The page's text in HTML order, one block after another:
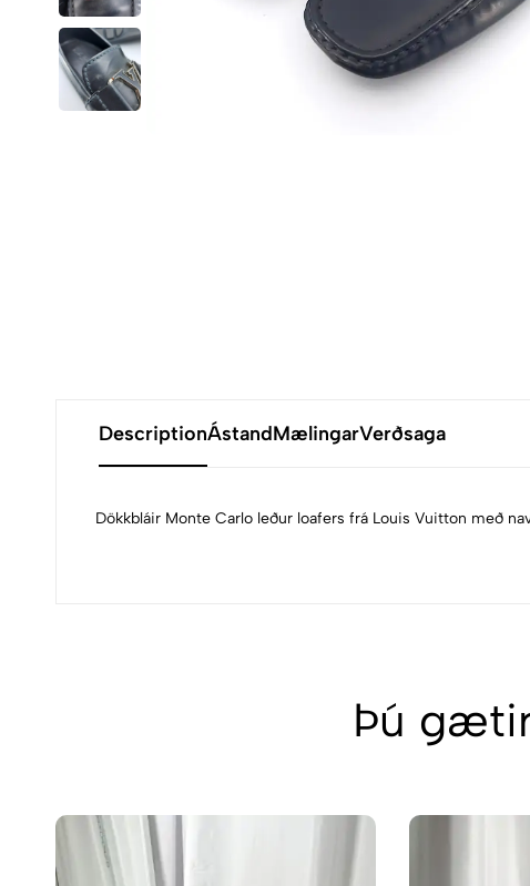
DescriptionÁstandMælingarVerðsaga
Dökkbláir Monte Carlo leður loafers frá Louis Vuitton með
Þú